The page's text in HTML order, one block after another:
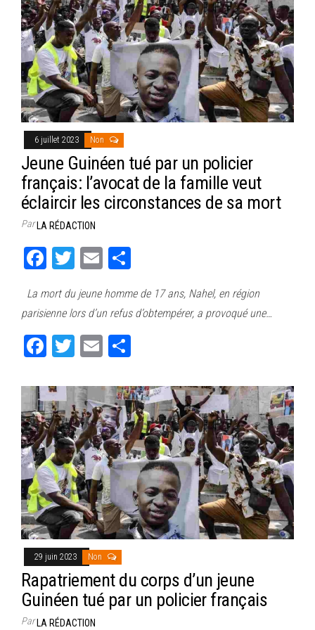
6 juillet 2023 Non
Jeune Guinéen tué par un policier
français: l’avocat de la famille veut
éclaircir les circonstances de sa mort
ParLA RÉDACTION
Fa
bo
ok
T
tt
er
E
ail ag
er
La mort du jeune homme de 17 ans, Nahel, en région
parisienne lors d’un refus d’obtempérer, a provoqué une…
Fa
bo
ok
T
tt
er
E
ail ag
er
29 juin 2023 Non
Rapatriement du corps d’un jeune
Guinéen tué par un policier français
ParLA RÉDACTION